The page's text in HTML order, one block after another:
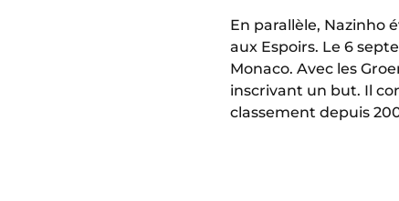
En parallèle, Nazinho
aux Espoirs. Le 6
Monaco. Avec les
inscrivant un but. Il
classement depuis